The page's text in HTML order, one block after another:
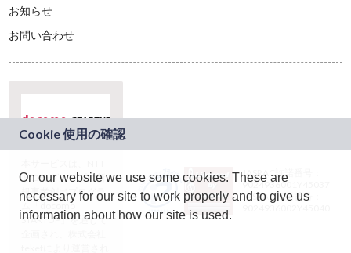
お知らせ
お問い合わせ
ドコモグループの新
規事業創出プログラ
ム「docomo
STARTUP」を通じて
JASRAC許諾番号：
9024936001Y45037
JASRAC許諾番号：
On our website we use some cookies. These are
necessary for our site to work properly and to give us
information about how our site is used.